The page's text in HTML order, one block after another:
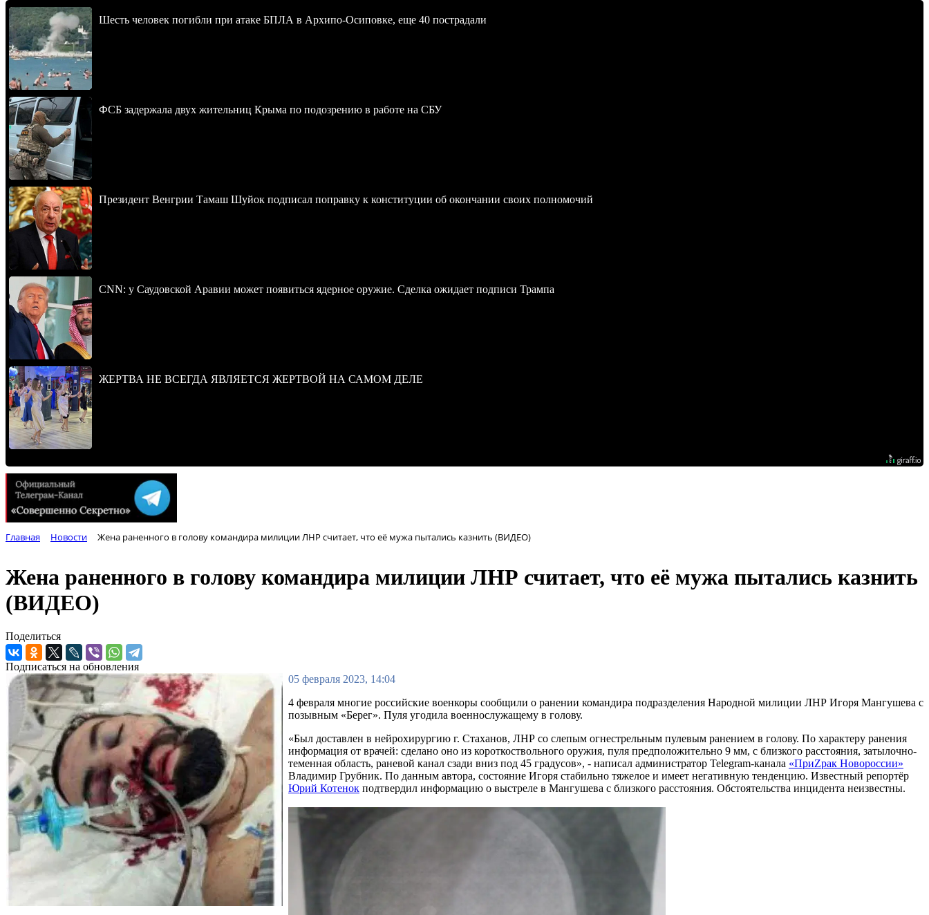
Шесть человек погибли при атаке БПЛА в Архипо-Осиповке, еще 40 пострадали
ФСБ задержала двух жительниц Крыма по подозрению в работе на СБУ
Президент Венгрии Тамаш Шуйок подписал поправку к конституции об окончании своих полномочий
CNN: у Саудовской Аравии может появиться ядерное оружие. Сделка ожидает подписи Трампа
ЖЕРТВА НЕ ВСЕГДА ЯВЛЯЕТСЯ ЖЕРТВОЙ НА САМОМ ДЕЛЕ
Главная Новости Жена раненного в голову командира милиции ЛНР считает, что её мужа пытались казнить (ВИДЕО)
Жена раненного в голову командира милиции ЛНР считает, что её мужа пытались казнить
(ВИДЕО)
Поделиться
Подписаться на обновления
05 февраля 2023, 14:04
4 февраля многие российские военкоры сообщили о ранении командира подразделения Народной милиции ЛНР Игоря Мангушева с
позывным «Берег». Пуля угодила военнослужащему в голову.
«Был доставлен в нейрохирургию г. Стаханов, ЛНР со слепым огнестрельным пулевым ранением в голову. По характеру ранения
информация от врачей: сделано оно из короткоствольного оружия, пуля предположительно 9 мм, с близкого расстояния, затылочно-
теменная область, раневой канал сзади вниз под 45 градусов», - написал администратор Telegram-канала «ПриZрак Новороссии»
Владимир Грубник. По данным автора, состояние Игоря стабильно тяжелое и имеет негативную тенденцию. Известный репортёр
Юрий Котенок подтвердил информацию о выстреле в Мангушева с близкого расстояния. Обстоятельства инцидента неизвестны.